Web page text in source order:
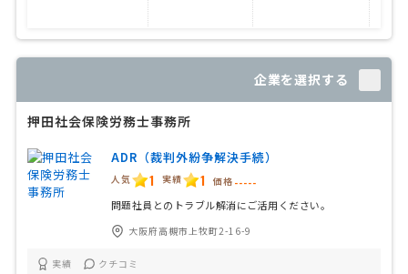
企業を選択する
押田社会保険労務士事務所
ADR（裁判外紛争解決手続）
人気 1 実績 1 価格 -----
問題社員とのトラブル解消にご活用ください。
大阪府高槻市上牧町2-16-9
実績 クチコミ